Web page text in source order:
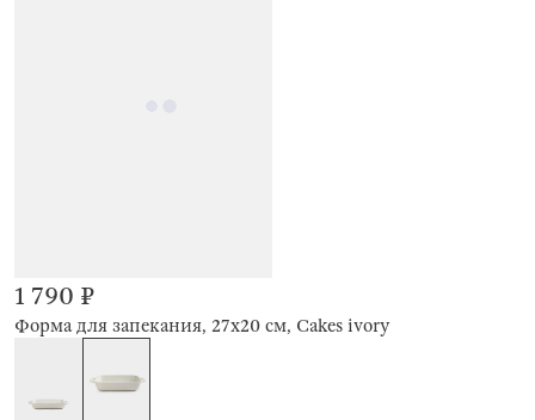
Форма для запекания, 27х20 см, Cakes ivory
1 790 ₽